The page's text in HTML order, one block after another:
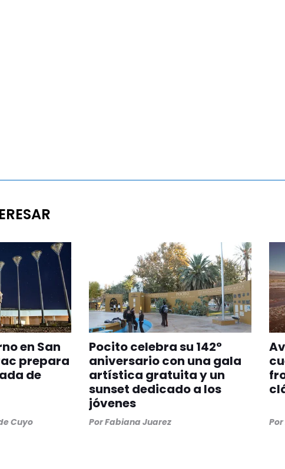
en San
prepara
de
Cuyo
Pocito celebra su 142°
aniversario con una gala
artística gratuita y un
sunset dedicado a los
jóvenes
PorFabiana Juarez Por